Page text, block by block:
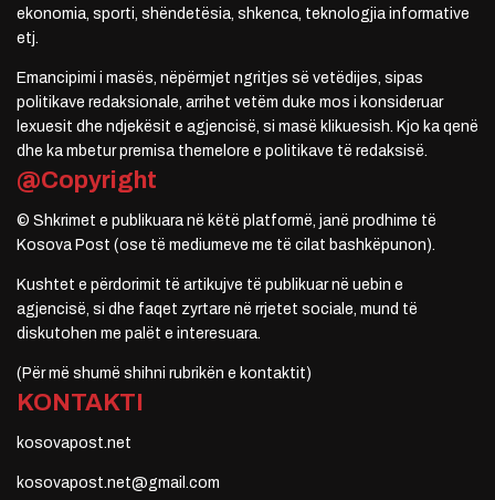
ekonomia, sporti, shëndetësia, shkenca, teknologjia informative
etj.
Emancipimi i masës, nëpërmjet ngritjes së vetëdijes, sipas
politikave redaksionale, arrihet vetëm duke mos i konsideruar
lexuesit dhe ndjekësit e agjencisë, si masë klikuesish. Kjo ka qenë
dhe ka mbetur premisa themelore e politikave të redaksisë.
@Copyright
© Shkrimet e publikuara në këtë platformë, janë prodhime të
Kosova Post (ose të mediumeve me të cilat bashkëpunon).
Kushtet e përdorimit të artikujve të publikuar në uebin e
agjencisë, si dhe faqet zyrtare në rrjetet sociale, mund të
diskutohen me palët e interesuara.
(Për më shumë shihni rubrikën e kontaktit)
KONTAKTI
kosovapost.net
kosovapost.net@gmail.com